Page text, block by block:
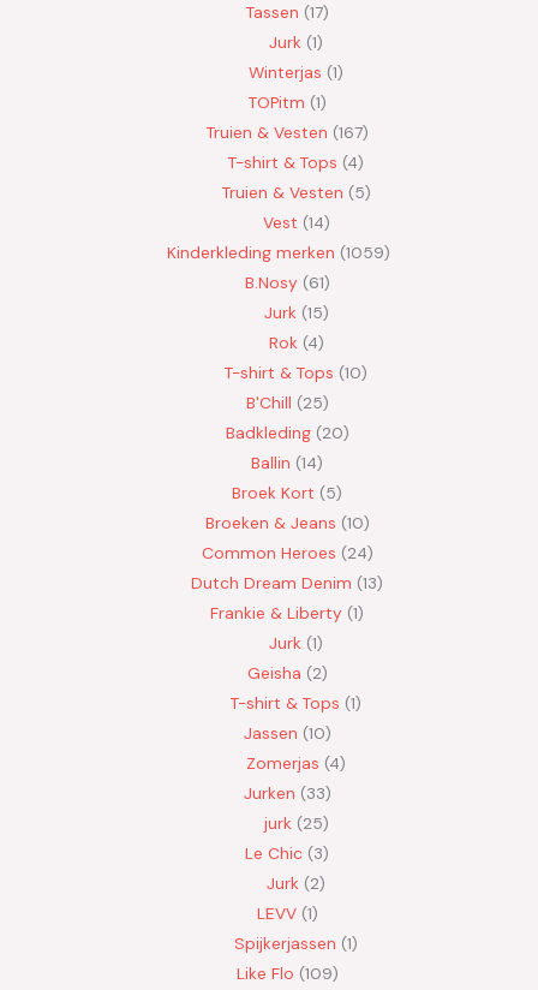
Tassen 17
Jurk 1
Winterjas 1
TOPitm 1
Truien & Vesten 167
T-shirt & Tops 4
Truien & Vesten 5
Vest 14
Kinderkleding merken 1059
B.Nosy 61
Jurk 15
Rok 4
T-shirt & Tops 10
B'Chill 25
Badkleding 20
Ballin 14
Broek Kort 5
Broeken & Jeans 10
Common Heroes 24
Dutch Dream Denim 13
Frankie & Liberty 1
Jurk 1
Geisha 2
T-shirt & Tops 1
Jassen 10
Zomerjas 4
Jurken 33
jurk 25
Le Chic 3
Jurk 2
LEVV 1
Spijkerjassen 1
Like Flo 109